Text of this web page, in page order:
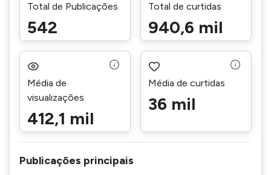
Total de Publicações
542
Total de curtidas
940,6 mil
Média de
visualizações
412,1 mil
Média de curtidas
36 mil
Publicações principais